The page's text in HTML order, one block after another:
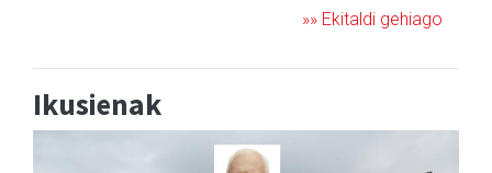
»» Ekitaldi gehiago
Ikusienak